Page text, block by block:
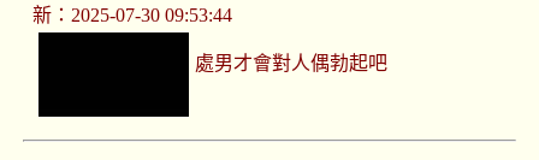
新：2025-07-30 09:53:44
處男才會對人偶勃起吧